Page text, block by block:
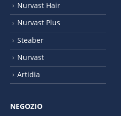
Nurvast Hair
Nurvast Plus
Steaber
Nurvast
Artidia
NEGOZIO